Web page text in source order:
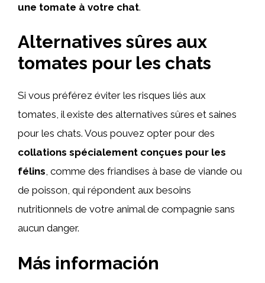
une tomate à votre chat.
Alternatives sûres aux
tomates pour les chats
Si vous préférez éviter les risques liés aux
tomates, il existe des alternatives sûres et saines
pour les chats. Vous pouvez opter pour des
collations spécialement conçues pour les
félins, comme des friandises à base de viande ou
de poisson, qui répondent aux besoins
nutritionnels de votre animal de compagnie sans
aucun danger.
Más información